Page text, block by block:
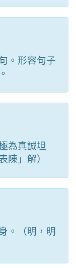
。形容句子
為真誠坦
陳」解）
。（明，明